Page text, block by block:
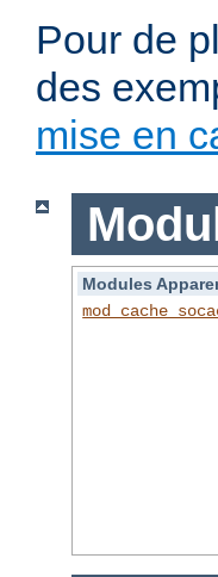
Pour de
des
mise en
Modules